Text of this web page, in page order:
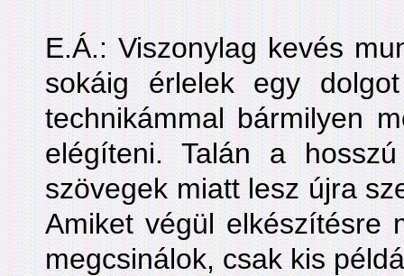
E.Á.: Viszonylag kevés
sokáig érlelek egy
technikámmal bármilyen
elégíteni. Talán a
szövegek miatt lesz újra
Amiket végül elkészítésre
megcsinálok, csak kis